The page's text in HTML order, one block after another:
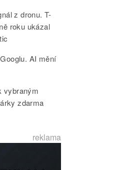
z dronu. T-
roku ukázal
AI mění
vybraným
zdarma
reklama